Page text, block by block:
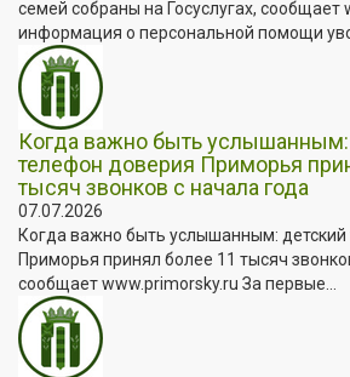
семей собраны на Госуслугах, сообщает
информация о персональной помощи
Когда важно быть услышанным:
телефон доверия Приморья
тысяч звонков с начала года
07.07.2026
Когда важно быть услышанным:
Приморья принял более 11 тысяч
сообщает www.primorsky.ru За первые...